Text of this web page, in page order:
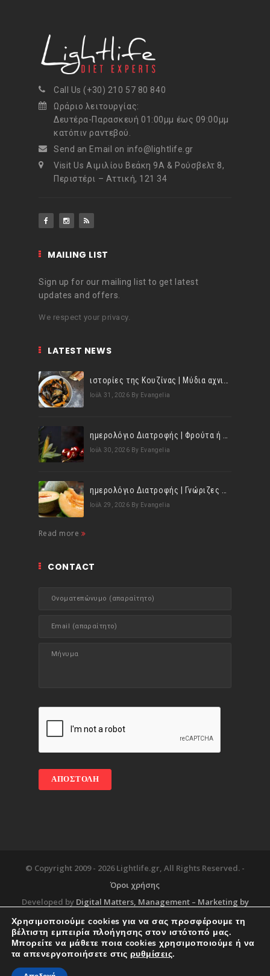
Call Us (+30) 210 57 80 840
Ωράριο λειτουργίας:
Δευτέρα-Παρασκευή 01:00μμ έως 09:00μμ
κατόπιν ραντεβού.
Send an Email on info@lightlife.gr
Visit Us Αιμιλίου Βεάκη 9Α & Ρούσβελτ 8,
Περιστέρι – Αττική, 121 34
MAILING LIST
Sign up for our mailing list to get latest
updates and offers.
We respect your privacy.
LATEST NEWS
Ιούλ 31, 2026 By Evangelia
Ιούλ 30, 2026 By Evangelia
Ιούλ 29, 2026 By Evangelia
Read more
CONTACT
© Copyright 2009 - 2026 Lightlife.gr, All Rights Reserved. -
Όροι χρήσης
Developed by Digital Matters, Management – Marketing by
Blog About Services
Corporate Support
Χρησιμοποιούμε cookies για να σας προσφέρουμε τη
βέλτιστη εμπειρία πλοήγησης στον ιστότοπό μας.
Μπορείτε να μάθετε ποια cookies χρησιμοποιούμε ή να
τα απενεργοποιήσετε στις ρυθμίσεις.